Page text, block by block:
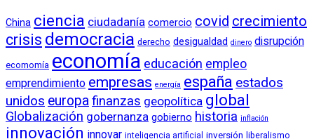
China ciencia ciudadanía comercio covid crecimiento
crisis democracia derecho desigualdad dinero disrupción
ecomomía economía educación empleo
emprendimiento empresas energía españa estados
unidos europafinanzas geopolítica global
Globalización gobernanza gobierno historia inflación
innovación innovar inteligencia artificial inversión liberalismo